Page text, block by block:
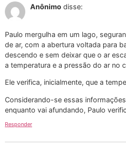
Anônimo disse:
Paulo mergulha em um lago,
de ar, com a abertura voltada para
descendo e sem deixar que o ar
a temperatura e a pressão do ar no
Ele verifica, inicialmente, que a
Considerando-se essas
enquanto vai afundando, Paulo
Responder